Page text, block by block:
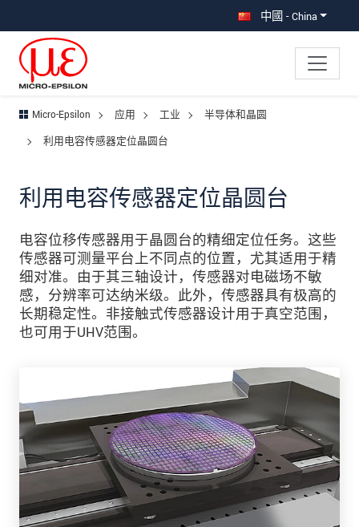
中國 - China
Micro-Epsilon 应用 工业
半导体和晶圆
利用电容传感器定位晶圆台
利用电容传感器定位晶圆台
电容位移传感器用于晶圆台的精细定位任务。这些
传感器可测量平台上不同点的位置，尤其适用于精
细对准。由于其三轴设计，传感器对电磁场不敏
感，分辨率可达纳米级。此外，传感器具有极高的
长期稳定性。非接触式传感器设计用于真空范围，
也可用于UHV范围。